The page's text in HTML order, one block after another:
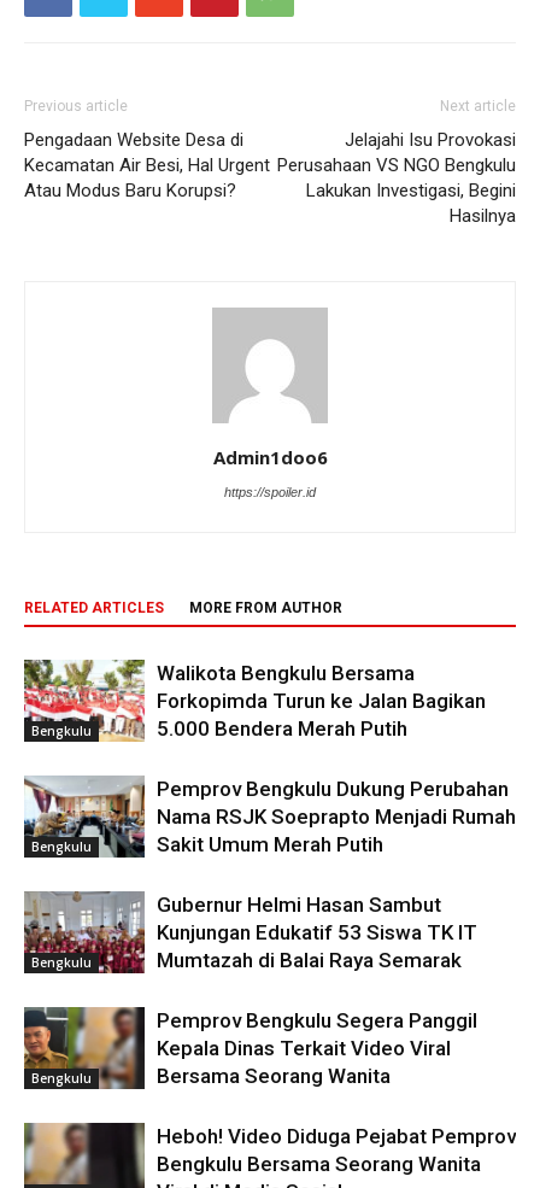
Previous article
Pengadaan Website Desa di
Kecamatan Air Besi, Hal Urgent
Atau Modus Baru Korupsi?
Next article
Jelajahi Isu Provokasi
Perusahaan VS NGO Bengkulu
Lakukan Investigasi, Begini
Hasilnya
Admin1doo6
https://spoiler.id
RELATED ARTICLES MORE FROM AUTHOR
Bengkulu
Walikota Bengkulu Bersama
Forkopimda Turun ke Jalan Bagikan
5.000 Bendera Merah Putih
Bengkulu
Pemprov Bengkulu Dukung Perubahan
Nama RSJK Soeprapto Menjadi Rumah
Sakit Umum Merah Putih
Bengkulu
Gubernur Helmi Hasan Sambut
Kunjungan Edukatif 53 Siswa TK IT
Mumtazah di Balai Raya Semarak
Bengkulu
Pemprov Bengkulu Segera Panggil
Kepala Dinas Terkait Video Viral
Bersama Seorang Wanita
Heboh! Video Diduga Pejabat Pemprov
Bengkulu Bersama Seorang Wanita